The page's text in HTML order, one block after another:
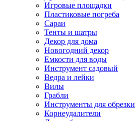
Игровые площадки
Пластиковые погреба
Сараи
Тенты и шатры
Декор для дома
Новогодний декор
Емкости для воды
Инструмент садовый
Ведра и лейки
Вилы
Грабли
Инструменты для обрезки
Корнеудалители